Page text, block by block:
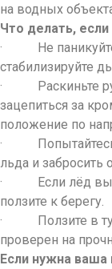
на водных
Что делать,
· Не паникуйте,
стабилизируйте
· Раскиньте
зацепиться за
положение по
· Попытайтесь
льда и забросить
· Если лёд
ползите к берегу.
· Ползите в ту
проверен на
Если нужна